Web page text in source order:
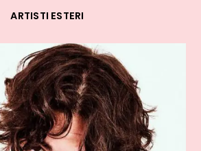
ARTISTI ESTERI